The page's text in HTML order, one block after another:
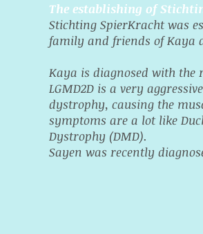
The establishing of
Stichting SpierKracht was
family and friends of Kaya
Kaya is diagnosed with the
LGMD2D is a very
dystrophy, causing the
symptoms are a lot like
Dystrophy (DMD).
Sayen was recently